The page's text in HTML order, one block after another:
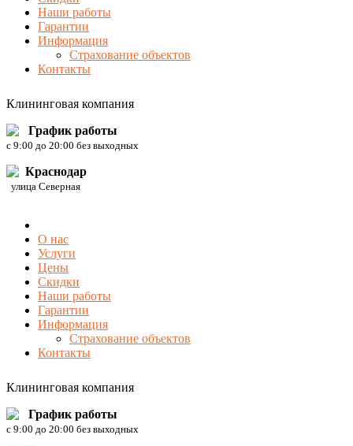
Наши работы
Гарантии
Информация
Страхование объектов
Контакты
Клининговая компания
График работы
c 9:00 до 20:00 без выходных
Краснодар
улица Северная
О нас
Услуги
Цены
Скидки
Наши работы
Гарантии
Информация
Страхование объектов
Контакты
Клининговая компания
График работы
c 9:00 до 20:00 без выходных